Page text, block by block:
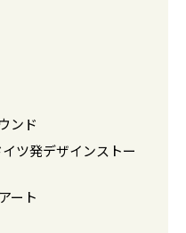
ンド
ツ発デザインストー
ート